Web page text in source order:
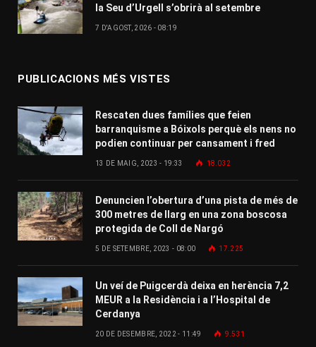
la Seu d’Urgell s’obrirà al setembre
7 D'AGOST, 2026 - 08:19
PUBLICACIONS MÉS VISTES
Rescaten dues famílies que feien
barranquisme a Bóixols perquè els nens no
podien continuar per cansament i fred
13 DE MAIG, 2023 - 19:33 18.032
Denuncien l’obertura d’una pista de més de
300 metres de llarg en una zona boscosa
protegida de Coll de Nargó
5 DE SETEMBRE, 2023 - 08:00 17.225
Un veí de Puigcerdà deixa en herència 7,2
MEUR a la Residència i a l’Hospital de
Cerdanya
20 DE DESEMBRE, 2022 - 11:49 9.531